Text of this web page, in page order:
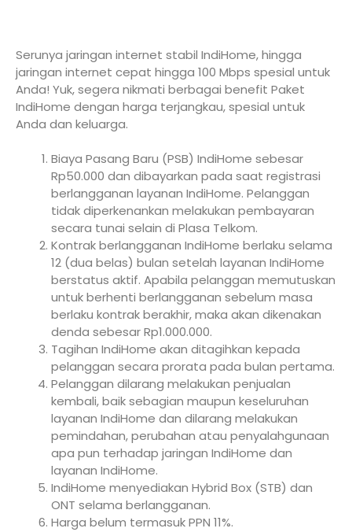
Serunya jaringan internet stabil IndiHome, hingga
jaringan internet cepat hingga 100 Mbps spesial untuk
Anda! Yuk, segera nikmati berbagai benefit Paket
IndiHome dengan harga terjangkau, spesial untuk
Anda dan keluarga.
Biaya Pasang Baru (PSB) IndiHome sebesar
Rp50.000 dan dibayarkan pada saat registrasi
berlangganan layanan IndiHome. Pelanggan
tidak diperkenankan melakukan pembayaran
secara tunai selain di Plasa Telkom.
Kontrak berlangganan IndiHome berlaku selama
12 (dua belas) bulan setelah layanan IndiHome
berstatus aktif. Apabila pelanggan memutuskan
untuk berhenti berlangganan sebelum masa
berlaku kontrak berakhir, maka akan dikenakan
denda sebesar Rp1.000.000.
Tagihan IndiHome akan ditagihkan kepada
pelanggan secara prorata pada bulan pertama.
Pelanggan dilarang melakukan penjualan
kembali, baik sebagian maupun keseluruhan
layanan IndiHome dan dilarang melakukan
pemindahan, perubahan atau penyalahgunaan
apa pun terhadap jaringan IndiHome dan
layanan IndiHome.
IndiHome menyediakan Hybrid Box (STB) dan
ONT selama berlangganan.
Harga belum termasuk PPN 11%.